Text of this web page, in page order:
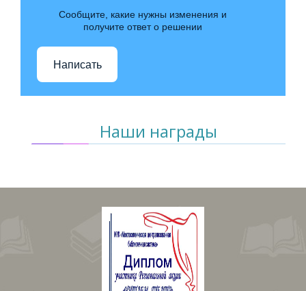
Сообщите, какие нужны изменения и
получите ответ о решении
Написать
Наши награды